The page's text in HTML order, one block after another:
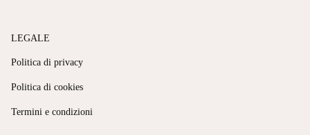
LEGALE
Politica di privacy
Politica di cookies
Termini e condizioni